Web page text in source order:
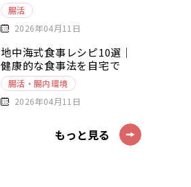
腸活
2026年04月11日
地中海式食事レシピ10選｜
健康的な食事法を自宅で
腸活・腸内環境
2026年04月11日
もっと見る